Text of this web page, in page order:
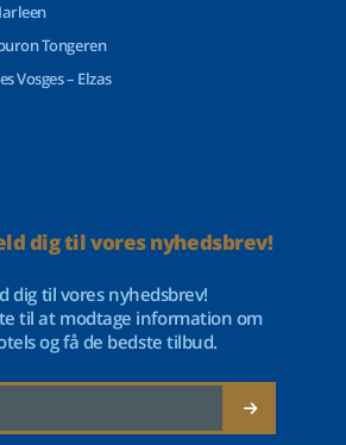
Tongeren
Vosges – Elzas
dig til vores nyhedsbrev!
dig til vores nyhedsbrev!
til at modtage information om
og få de bedste tilbud.